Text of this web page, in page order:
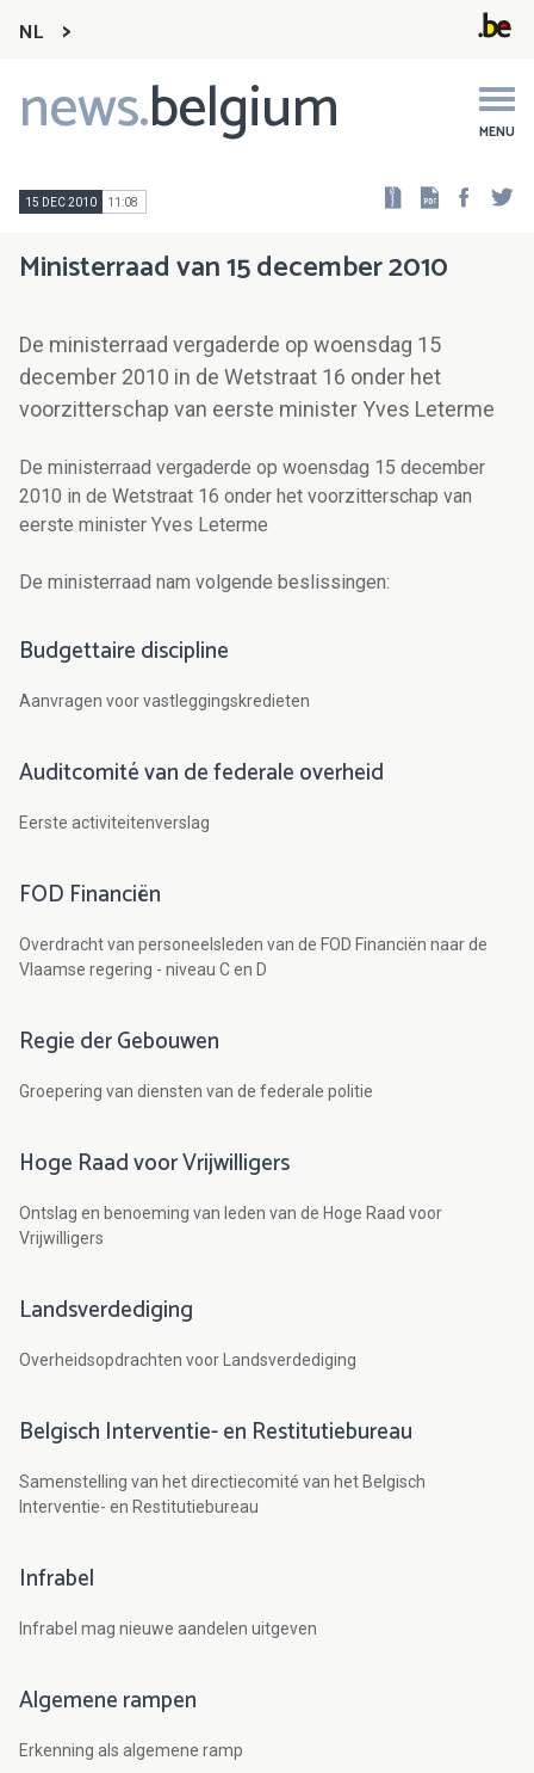
NL
news.belgium MENU
Main
navigation
15 DEC 2010 11:08
Ministerraad van 15 december 2010
De ministerraad vergaderde op woensdag 15
december 2010 in de Wetstraat 16 onder het
voorzitterschap van eerste minister Yves Leterme
De ministerraad vergaderde op woensdag 15 december
2010 in de Wetstraat 16 onder het voorzitterschap van
eerste minister Yves Leterme
De ministerraad nam volgende beslissingen:
Budgettaire discipline
Aanvragen voor vastleggingskredieten
Auditcomité van de federale overheid
Eerste activiteitenverslag
FOD Financiën
Overdracht van personeelsleden van de FOD Financiën naar de
Vlaamse regering - niveau C en D
Regie der Gebouwen
Groepering van diensten van de federale politie
Hoge Raad voor Vrijwilligers
Ontslag en benoeming van leden van de Hoge Raad voor
Vrijwilligers
Landsverdediging
Overheidsopdrachten voor Landsverdediging
Belgisch Interventie- en Restitutiebureau
Samenstelling van het directiecomité van het Belgisch
Interventie- en Restitutiebureau
Infrabel
Infrabel mag nieuwe aandelen uitgeven
Algemene rampen
Erkenning als algemene ramp